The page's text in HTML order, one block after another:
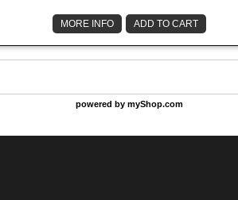
MORE INFO ADD TO CART
powered bymyShop.com